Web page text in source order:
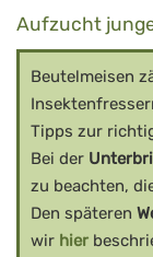
Aufzucht
Beutelmeisen
Tipps zur
Bei der
zu beachten,
Den späteren
wir hier